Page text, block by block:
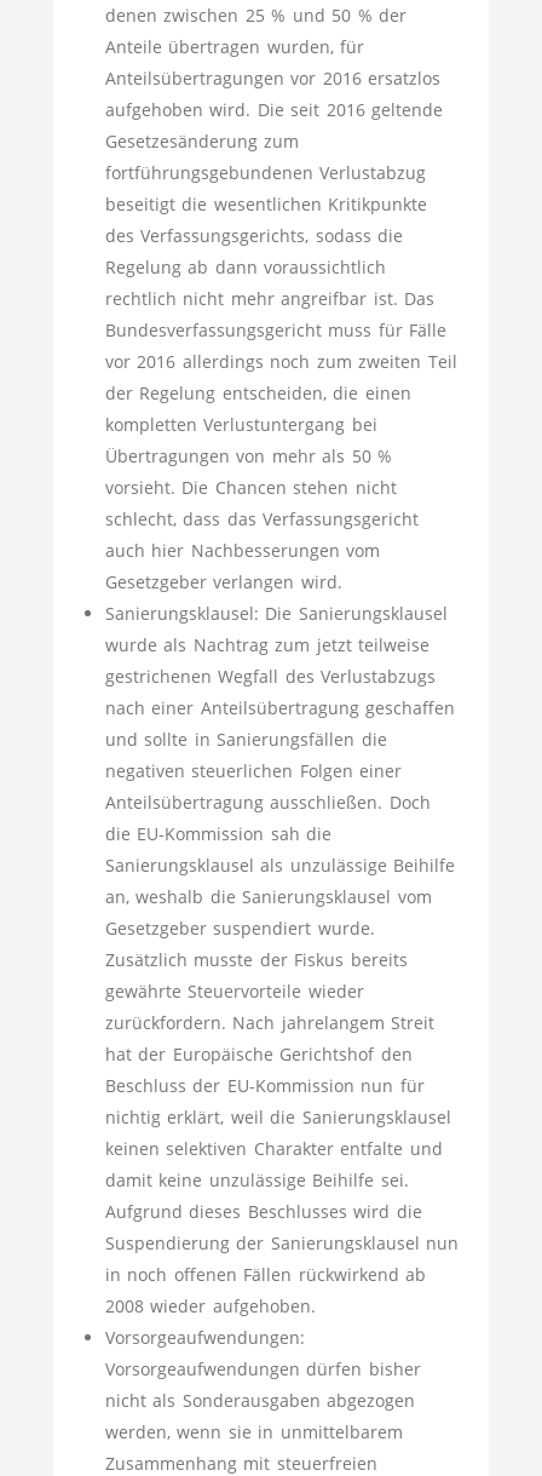
denen zwischen 25 % und 50 % der
Anteile übertragen wurden, für
Anteilsübertragungen vor 2016 ersatzlos
aufgehoben wird. Die seit 2016 geltende
Gesetzesänderung zum
fortführungsgebundenen Verlustabzug
beseitigt die wesentlichen Kritikpunkte
des Verfassungsgerichts, sodass die
Regelung ab dann voraussichtlich
rechtlich nicht mehr angreifbar ist. Das
Bundesverfassungsgericht muss für Fälle
vor 2016 allerdings noch zum zweiten Teil
der Regelung entscheiden, die einen
kompletten Verlustuntergang bei
Übertragungen von mehr als 50 %
vorsieht. Die Chancen stehen nicht
schlecht, dass das Verfassungsgericht
auch hier Nachbesserungen vom
Gesetzgeber verlangen wird.
Sanierungsklausel: Die Sanierungsklausel
wurde als Nachtrag zum jetzt teilweise
gestrichenen Wegfall des Verlustabzugs
nach einer Anteilsübertragung geschaffen
und sollte in Sanierungsfällen die
negativen steuerlichen Folgen einer
Anteilsübertragung ausschließen. Doch
die EU-Kommission sah die
Sanierungsklausel als unzulässige Beihilfe
an, weshalb die Sanierungsklausel vom
Gesetzgeber suspendiert wurde.
Zusätzlich musste der Fiskus bereits
gewährte Steuervorteile wieder
zurückfordern. Nach jahrelangem Streit
hat der Europäische Gerichtshof den
Beschluss der EU-Kommission nun für
nichtig erklärt, weil die Sanierungsklausel
keinen selektiven Charakter entfalte und
damit keine unzulässige Beihilfe sei.
Aufgrund dieses Beschlusses wird die
Suspendierung der Sanierungsklausel nun
in noch offenen Fällen rückwirkend ab
2008 wieder aufgehoben.
Vorsorgeaufwendungen:
Vorsorgeaufwendungen dürfen bisher
nicht als Sonderausgaben abgezogen
werden, wenn sie in unmittelbarem
Zusammenhang mit steuerfreien